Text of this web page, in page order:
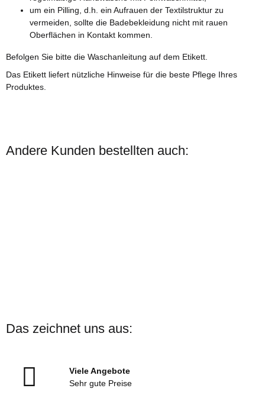
um ein Pilling, d.h. ein Aufrauen der Textilstruktur zu
vermeiden, sollte die Badebekleidung nicht mit rauen
Oberflächen in Kontakt kommen.
Befolgen Sie bitte die Waschanleitung auf dem Etikett.
Das Etikett liefert nützliche Hinweise für die beste Pflege Ihres
Produktes.
Andere Kunden bestellten auch:
Verschiedene Motive
13,00 €*
Das zeichnet uns aus:
Viele Angebote
Sehr gute Preise